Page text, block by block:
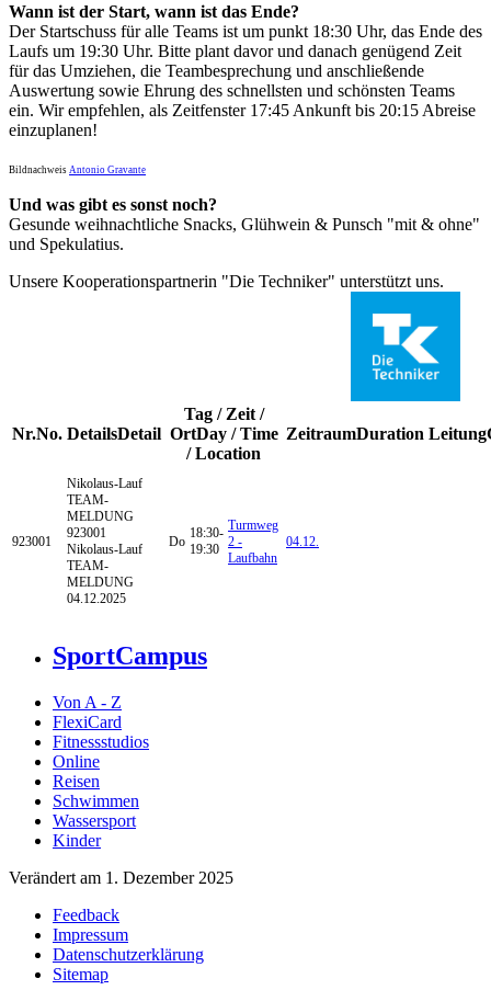
Wann ist der Start, wann ist das Ende?
Der Startschuss für alle Teams ist um punkt 18:30 Uhr, das Ende des
Laufs um 19:30 Uhr. Bitte plant davor und danach genügend Zeit
für das Umziehen, die Teambesprechung und anschließende
Auswertung sowie Ehrung des schnellsten und schönsten Teams
ein. Wir empfehlen, als Zeitfenster 17:45 Ankunft bis 20:15 Abreise
einzuplanen!
Bildnachweis Antonio Gravante
Und was gibt es sonst noch?
Gesunde weihnachtliche Snacks, Glühwein & Punsch "mit & ohne"
und Spekulatius.
Unsere Kooperationspartnerin "Die Techniker" unterstützt uns.
Nr.No. DetailsDetail
Tag / Zeit /
OrtDay / Time
/ Location
ZeitraumDuration Leitung
923001
Nikolaus-Lauf
TEAM-
MELDUNG
923001
Nikolaus-Lauf
TEAM-
MELDUNG
04.12.2025
Do
18:30-
19:30
Turmweg
2 -
Laufbahn
04.12.
SportCampus
Von A - Z
FlexiCard
Fitnessstudios
Online
Reisen
Schwimmen
Wassersport
Kinder
Verändert am 1. Dezember 2025
Feedback
Impressum
Datenschutzerklärung
Sitemap